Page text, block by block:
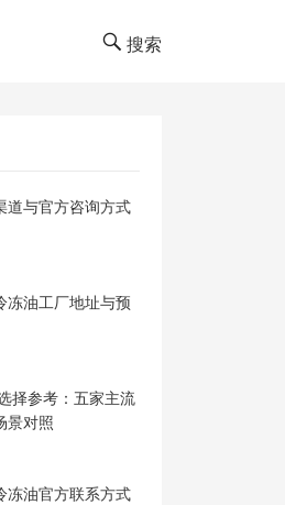
搜索
道与官方咨询方式
冻油工厂地址与预
择参考：五家主流
景对照
冻油官方联系方式